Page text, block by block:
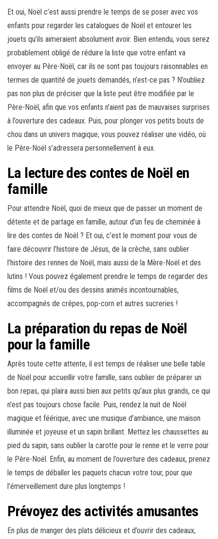
Et oui, Noël c’est aussi prendre le temps de se poser avec vos
enfants pour regarder les catalogues de Noël et entourer les
jouets qu’ils aimeraient absolument avoir. Bien entendu, vous serez
probablement obligé de réduire la liste que votre enfant va
envoyer au Père-Noël, car ils ne sont pas toujours raisonnables en
termes de quantité de jouets demandés, n’est-ce pas ? N’oubliez
pas non plus de préciser que la liste peut être modifiée par le
Père-Noël, afin que vos enfants n’aient pas de mauvaises surprises
à l’ouverture des cadeaux. Puis, pour plonger vos petits bouts de
chou dans un univers magique, vous pouvez réaliser une vidéo, où
le Père-Noël s’adressera personnellement à eux.
La lecture des contes de Noël en
famille
Pour attendre Noël, quoi de mieux que de passer un moment de
détente et de partage en famille, autour d’un feu de cheminée à
lire des contes de Noël ? Et oui, c’est le moment pour vous de
faire découvrir l’histoire de Jésus, de la crèche, sans oublier
l’histoire des rennes de Noël, mais aussi de la Mère-Noël et des
lutins ! Vous pouvez également prendre le temps de regarder des
films de Noël et/ou des dessins animés incontournables,
accompagnés de crêpes, pop-corn et autres sucreries !
La préparation du repas de Noël
pour la famille
Après toute cette attente, il est temps de réaliser une belle table
de Noël pour accueillir votre famille, sans oublier de préparer un
bon repas, qui plaira aussi bien aux petits qu’aux plus grands, ce qui
n’est pas toujours chose facile. Puis, rendez la nuit de Noël
magique et féérique, avec une musique d’ambiance, une maison
illuminée et joyeuse et un sapin brillant. Mettez les chaussettes au
pied du sapin, sans oublier la carotte pour le renne et le verre pour
le Père-Noël. Enfin, au moment de l’ouverture des cadeaux, prenez
le temps de déballer les paquets chacun votre tour, pour que
l’émerveillement dure plus longtemps !
Prévoyez des activités amusantes
En plus de manger des plats délicieux et d’ouvrir des cadeaux,